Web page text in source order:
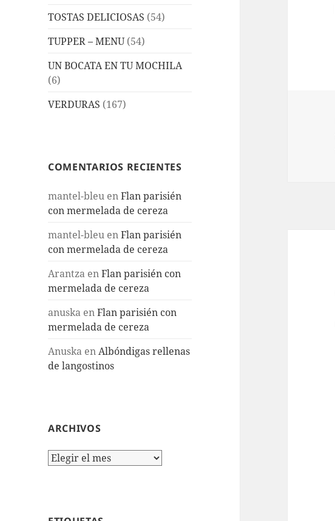
TOSTAS DELICIOSAS (54)
TUPPER – MENU(54)
UN BOCATA EN TU MOCHILA
(6)
VERDURAS (167)
COMENTARIOS RECIENTES
mantel-bleu enFlan parisién
con mermelada de cereza
mantel-bleu enFlan parisién
con mermelada de cereza
Arantza enFlan parisién con
mermelada de cereza
anuska enFlan parisién con
mermelada de cereza
Anuska enAlbóndigas rellenas
de langostinos
ARCHIVOS
Archivos